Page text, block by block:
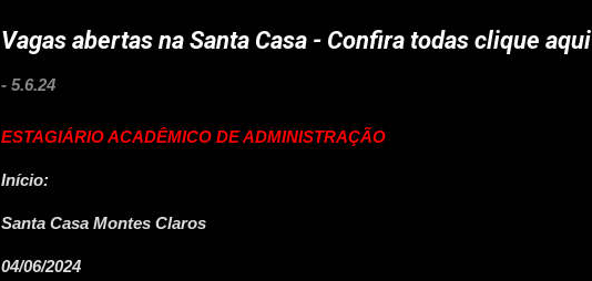
Vagas abertas na Santa Casa - Confira todas clique aqui
- 5.6.24
ESTAGIÁRIO ACADÊMICO DE ADMINISTRAÇÃO
Início:
Santa Casa Montes Claros
04/06/2024